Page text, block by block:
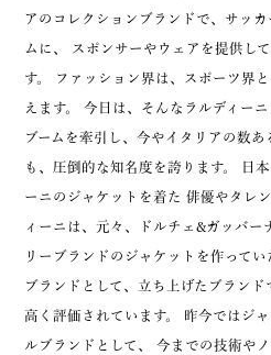
アのコレクションブランドで、サッ
ムに、 スポンサーやウェアを提供し
す。 ファッション界は、スポーツ界
えます。 今日は、そんなラルディー
ブームを牽引し、今やイタリアの数
も、圧倒的な知名度を誇ります。 日
ーニのジャケットを着た 俳優やタレ
ィーニは、元々、ドルチェ&ガッバー
リーブランドのジャケットを作って
ブランドとして、立ち上げたブラン
高く評価されています。 昨今ではジ
ルブランドとして、 今までの技術や